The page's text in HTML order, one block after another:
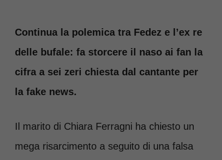
Continua la polemica tra Fedez e l’ex re
delle bufale: fa storcere il naso ai fan la
cifra a sei zeri chiesta dal cantante per
la fake news.
Il marito di Chiara Ferragni ha chiesto un
mega risarcimento a seguito di una falsa